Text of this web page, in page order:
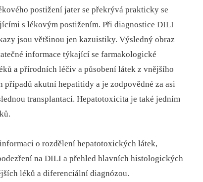
postižení jater se překrývá prakticky se
s lékovým postižením. Při diagnostice DILI
jsou většinou jen kazuistiky. Výsledný obraz
informace týkající se farmakologické
a přírodních léčiv a působení látek z vnějšího
akutní hepatitidy a je zodpovědné za asi
transplantací. Hepatotoxicita je také jedním
o rozdělení hepatotoxických látek,
na DILI a přehled hlavních histologických
léků a diferenciální diagnózou.